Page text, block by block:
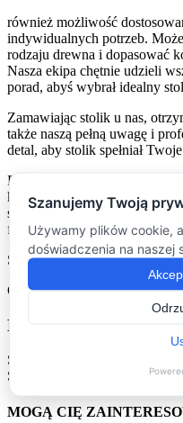
również możliwość
indywidualnych potrzeb.
rodzaju drewna i dopasować
Nasza ekipa chętnie udzieli
porad, abyś wybrał idealny
Zamawiając stolik u nas,
także naszą pełną uwagę i
detal, aby stolik spełniał
Podoba Ci się nasz stolik z
kontaktu i skorzystania z
stolik dla Ciebie, który będzie
funkcjonalnym meblem na
Sprawdź nasze pozostałe
Chcesz być na bieżąco?
Dostawa
Sposób dostarczenia produktu
Skontaktujemy się w tej
MOGĄ CIĘ